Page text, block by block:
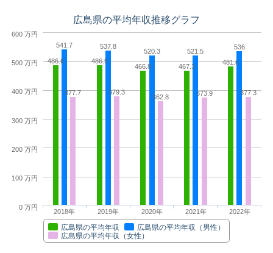
広島県の平均年収推移グラフ
486.6 486.9
466.8 467.3
481.6
541.7 537.8
520.3 521.5
536
377.7 379.3
362.8 373.9 377.3
広島県の平均年収
広島県の平均年収（男性）
広島県の平均年収（女性）
2018年 2019年 2020年 2021年 2022年
0 万円
100 万円
200 万円
300 万円
400 万円
500 万円
600 万円